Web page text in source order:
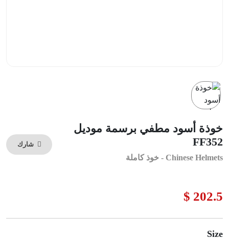
خوذة أسود مطفي برسمة موديل
FF352
Chinese Helmets - خوذ كاملة
شارك
202.5 $
Size